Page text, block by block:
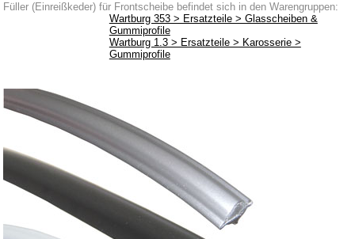
Trabant 1.1
Wartburg 353
Bremsen
Elektrik
Beleuchtung
Kraftstoffsystem
Motor
Füller (Einreißkeder) für Frontscheibe befindet sich in den Warengruppen:
Wartburg 353 > Ersatzteile > Glasscheiben &
Gummiprofile
Wartburg 1.3 > Ersatzteile > Karosserie >
Gummiprofile